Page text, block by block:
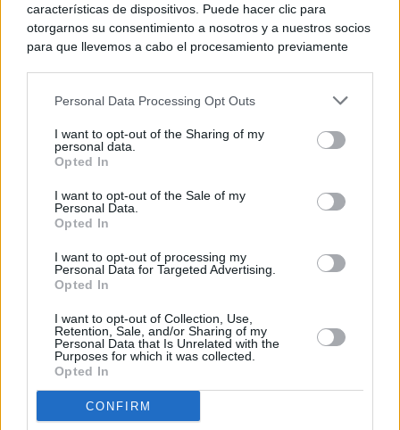
características de dispositivos. Puede hacer clic para
otorgarnos su consentimiento a nosotros y a nuestros socios
para que llevemos a cabo el procesamiento previamente
negar su consentimiento. Tenga en cuenta que algún
de su consentimiento, pero usted tiene el derecho de
rechazar tal procesamiento. Sus preferencias se aplicarán
cualquier momento entrando de nuevo en este sitio web o
visitando nuestra política de privacidad.
Personal Data Processing Opt Outs
I want to opt-out of the Sharing of my
personal data.
Opted In
I want to opt-out of the Sale of my
Personal Data.
Opted In
I want to opt-out of processing my
Personal Data for Targeted Advertising.
Opted In
I want to opt-out of Collection, Use,
Retention, Sale, and/or Sharing of my
Personal Data that Is Unrelated with the
Purposes for which it was collected.
Opted In
CONFIRM